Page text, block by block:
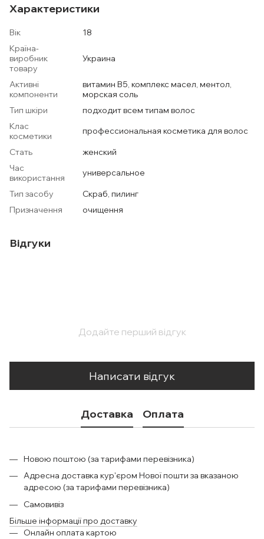
Характеристики
Вік
18
Країна-
виробник
товару
Украина
Активні
компоненти
витамин В5, комплекс масел, ментол,
морская соль
Тип шкіри
подходит всем типам волос
Клас
косметики
профессиональная косметика для волос
Стать
женский
Час
використання
универсальное
Тип засобу
Скраб, пилинг
Призначення
очищення
Відгуки
Додайте перший відгук
Написати відгук
Доставка Оплата
Новою поштою (за тарифами перевізника)
Адресна доставка кур'єром Нової пошти за вказаною
адресою (за тарифами перевізника)
Самовивіз
Більше інформації про доставку
Онлайн оплата картою